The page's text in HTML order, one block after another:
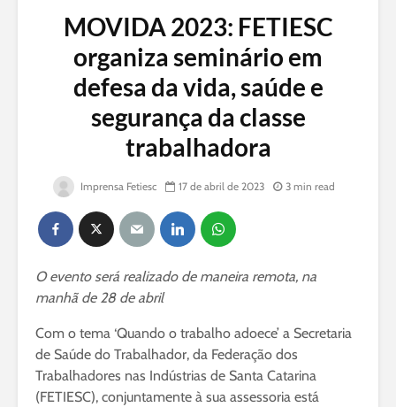
MOVIDA 2023: FETIESC
organiza seminário em
defesa da vida, saúde e
segurança da classe
trabalhadora
Imprensa Fetiesc 17 de abril de 2023 3 min read
O evento será realizado de maneira remota, na
manhã de 28 de abril
Com o tema ‘Quando o trabalho adoece’ a Secretaria
de Saúde do Trabalhador, da Federação dos
Trabalhadores nas Indústrias de Santa Catarina
(FETIESC), conjuntamente à sua assessoria está